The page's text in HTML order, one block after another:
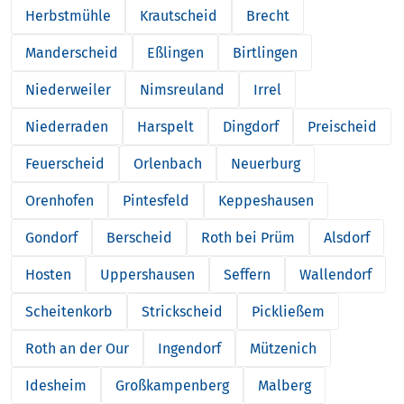
Herbstmühle Krautscheid Brecht
Manderscheid Eßlingen Birtlingen
Niederweiler Nimsreuland Irrel
Niederraden Harspelt Dingdorf Preischeid
Feuerscheid Orlenbach Neuerburg
Orenhofen Pintesfeld Keppeshausen
Gondorf Berscheid Roth bei Prüm Alsdorf
Hosten Uppershausen Seffern Wallendorf
Scheitenkorb Strickscheid Pickließem
Roth an der Our Ingendorf Mützenich
Idesheim Großkampenberg Malberg